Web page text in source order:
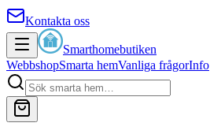
Kontakta oss
Smarthomebutiken
WebbshopSmarta hemVanliga frågorInfo